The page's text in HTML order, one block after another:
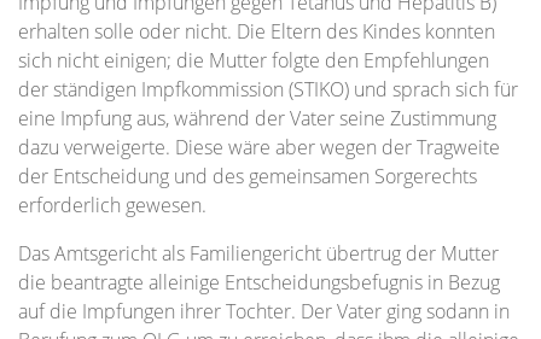
erhalten solle oder nicht. Die Eltern des Kindes konnten
sich nicht einigen; die Mutter folgte den Empfehlungen
der ständigen Impfkommission (STIKO) und sprach sich für
eine Impfung aus, während der Vater seine Zustimmung
dazu verweigerte. Diese wäre aber wegen der Tragweite
der Entscheidung und des gemeinsamen Sorgerechts
erforderlich gewesen.
Das Amtsgericht als Familiengericht übertrug der Mutter
die beantragte alleinige Entscheidungsbefugnis in Bezug
auf die Impfungen ihrer Tochter. Der Vater ging sodann in